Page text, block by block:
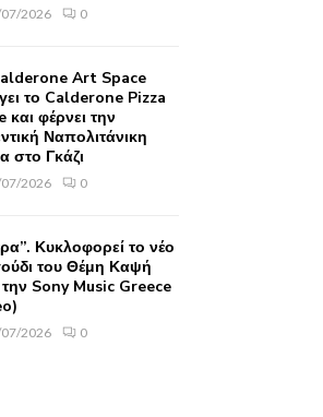
2026 0
Art Space
το Calderone Pizza
και φέρνει την
Ναπολιτάνικη
στο Γκάζι
2026 0
Κυκλοφορεί το νέο
του Θέμη Καψή
Sony Music Greece
2026 0